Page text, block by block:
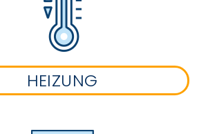
HEIZUNG